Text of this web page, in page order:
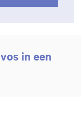
in een